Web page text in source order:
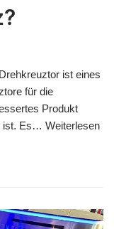
ist eines
für die
Produkt
ist. Es… Weiterlesen